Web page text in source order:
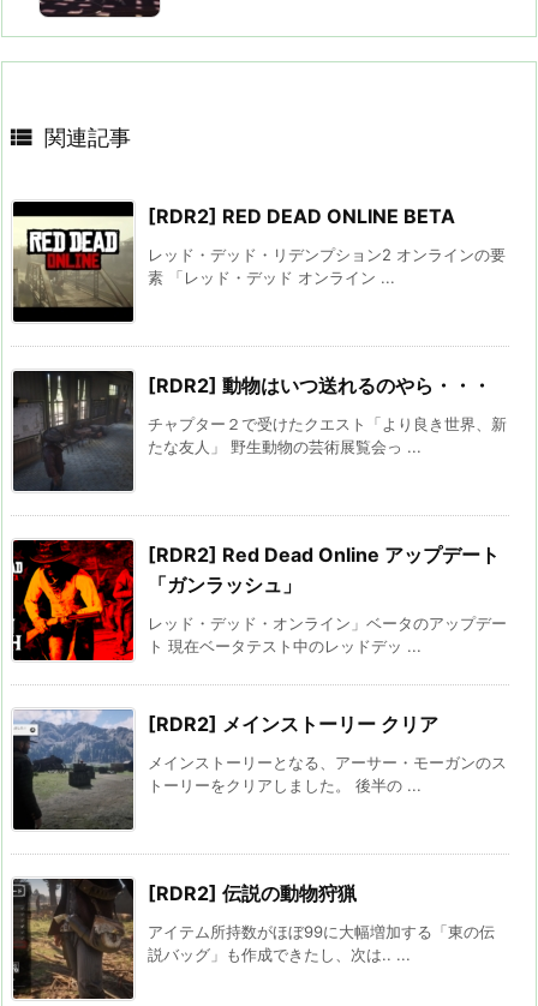
 関連記事
[RDR2] RED DEAD ONLINE BETA
レッド・デッド・リデンプション2 オンラインの要
素 「レッド・デッド オンライン ...
[RDR2] 動物はいつ送れるのやら・・・
チャプター２で受けたクエスト「より良き世界、新
たな友人」 野生動物の芸術展覧会っ ...
[RDR2] Red Dead Online アップデート
「ガンラッシュ」
レッド・デッド・オンライン」ベータのアップデー
ト 現在ベータテスト中のレッドデッ ...
[RDR2] メインストーリー クリア
メインストーリーとなる、アーサー・モーガンのス
トーリーをクリアしました。 後半の ...
[RDR2] 伝説の動物狩猟
アイテム所持数がほぼ99に大幅増加する「東の伝
説バッグ」も作成できたし、次は.. ...